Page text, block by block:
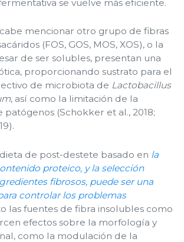
se vuelve más eficiente.
mencionar otro grupo de fibras
(FOS, GOS, MOS, XOS), o la
de ser solubles, presentan una
proporcionando sustrato para el
de microbiota de Lactobacillus
, así como la limitación de la
(Schokker et al., 2018;
de post-destete basado en la
proteico, y la selección
fibrosos, puede ser una
controlar los problemas
las fuentes de fibra insolubles como
efectos sobre la morfología y
como la modulación de la